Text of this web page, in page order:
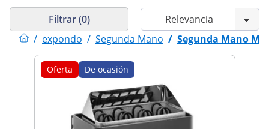
/ expondo / Segunda Mano / Segunda Mano
Filtrar (0)
Oferta De ocasión